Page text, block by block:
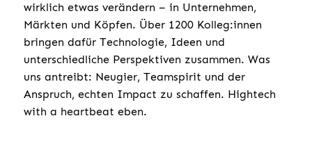
wirklich etwas verändern – in Unternehmen,
Märkten und Köpfen. Über 1200 Kolleg:innen
bringen dafür Technologie, Ideen und
unterschiedliche Perspektiven zusammen. Was
uns antreibt: Neugier, Teamspirit und der
Anspruch, echten Impact zu schaffen. Hightech
with a heartbeat eben.